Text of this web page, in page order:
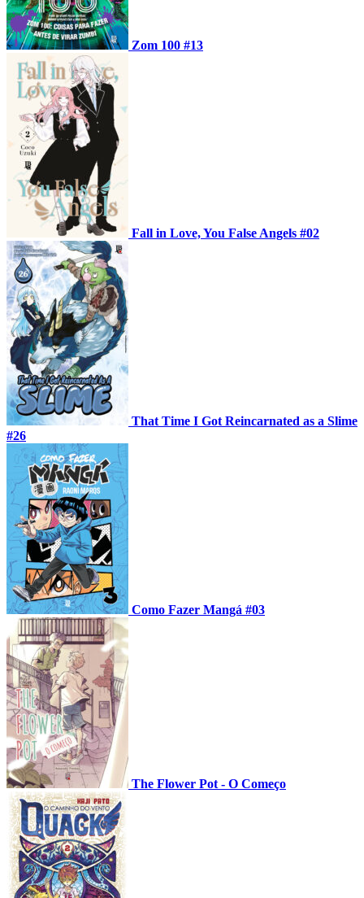
Zom 100 #13
Fall in Love, You False Angels #02
That Time I Got Reincarnated as a Slime
#26
Como Fazer Mangá #03
The Flower Pot - O Começo